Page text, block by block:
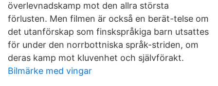
överlevnadskamp mot den allra största
förlusten. Men filmen är också en berät-telse om
det utanförskap som finskspråkiga barn utsattes
för under den norrbottniska språk-striden, om
deras kamp mot kluvenhet och självförakt.
Bilmärke med vingar